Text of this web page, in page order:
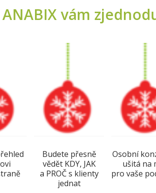
ANABIX vám
Budete přesně
vědět KDY, JAK
a PROČ s klienty
jednat
Osobní
ušitá na
pro vaše